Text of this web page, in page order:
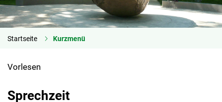
Startseite Kurzmenü
Vorlesen
Sprechzeit